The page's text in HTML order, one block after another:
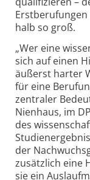
halb so groß.
„Wer eine
sich auf einen
äußerst harter
für eine
zentraler
Nienhaus, im
des
der
zusätzlich eine
sie ein